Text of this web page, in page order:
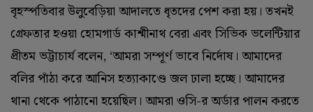
বৃহস্পতিবার উলুবেড়িয়া আদালতে ধৃতদের পেশ করা হয়। তখনই
গ্রেফতার হওয়া হোমগার্ড কাশ্মীনাথ বেরা এবং সিভিক ভলেন্টিয়ার
প্রীতম ভট্টাচার্য বলেন, ‘আমরা সম্পূর্ণ ভাবে নির্দোষ। আমাদের
বলির পাঁঠা করে আনিস হত্যাকাণ্ডে জল ঢালা হচ্ছে। আমাদের
থানা থেকে পাঠানো হয়েছিল। আমরা ওসি-র অর্ডার পালন করতে